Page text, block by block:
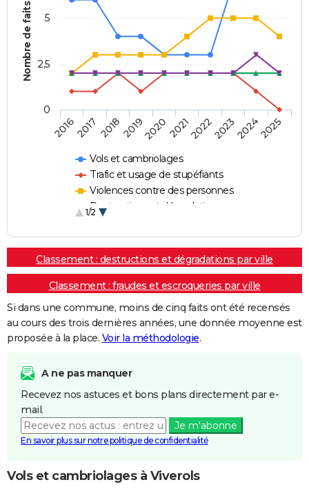
Nombre de faits
Vols et cambriolages
Trafic et usage de stupéfiants
Violences contre des personnes
Destructions et dégradations
1/2
20162017 20182019202020212022202320242025
0
2,5
5
Classement : destructions et dégradations par ville
Classement : fraudes et escroqueries par ville
Si dans une commune, moins de cinq faits ont été recensés
au cours des trois dernières années, une donnée moyenne est
proposée à la place. Voir la méthodologie.
A ne pas manquer
Recevez nos astuces et bons plans directement par e-
mail.
Je m'abonne
En savoir plus sur notre politique de confidentialité
Vols et cambriolages à Viverols